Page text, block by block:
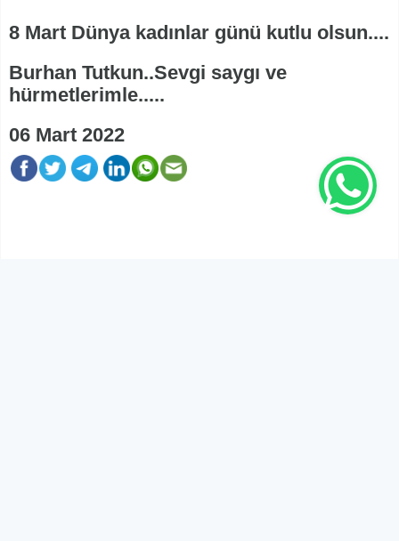
8 Mart Dünya kadınlar günü kutlu olsun....
Burhan Tutkun..Sevgi saygı ve
hürmetlerimle.....
06 Mart 2022